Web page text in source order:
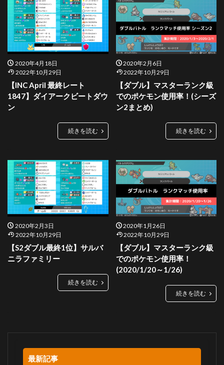
2020年4月18日
2022年10月29日
【INC April 最終レート
1847】ダイアークビートダウ
ン
続きを読む
2020年2月6日
2022年10月29日
【ダブル】マスターランク級
でのポケモン使用率！(シーズ
ン2まとめ)
続きを読む
2020年2月3日
2022年10月29日
【S2ダブル最終1位】サルバ
ニラファミリー
続きを読む
2020年1月26日
2022年10月29日
【ダブル】マスターランク級
でのポケモン使用率！
(2020/1/20～1/26)
続きを読む
最新記事